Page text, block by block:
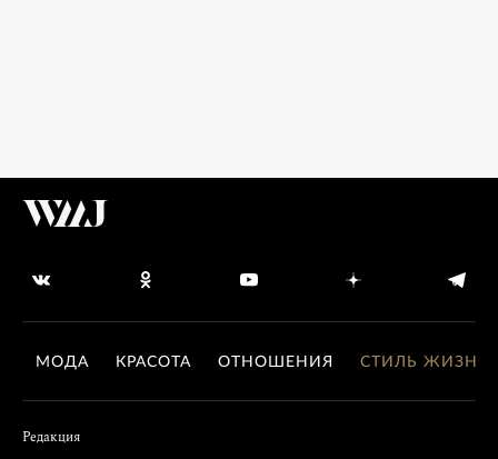
МОДА КРАСОТА ОТНОШЕНИЯ СТИЛЬ ЖИЗНИ
Редакция